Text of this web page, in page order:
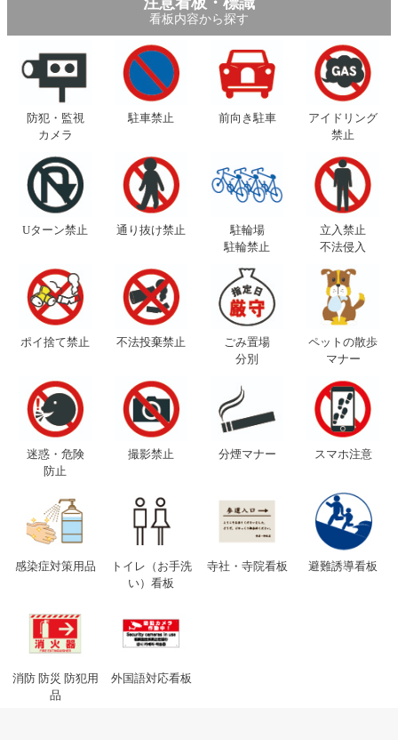
看板内容から探す
防犯・監視
カメラ
駐車禁止 前向き駐車
アイドリング
禁止
Uターン禁止 通り抜け禁止
駐輪場
駐輪禁止
立入禁止
不法侵入
ポイ捨て禁止 不法投棄禁止
ごみ置場
分別
ペットの散歩
マナー
迷惑・危険
防止
撮影禁止 分煙マナー スマホ注意
感染症対策用品
トイレ（お手洗
い）看板
寺社・寺院看板 避難誘導看板
消防 防災 防犯用
品
外国語対応看板